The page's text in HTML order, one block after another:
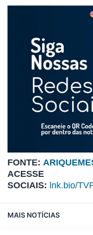
FONTE:
ACESSE
SOCIAIS: lnk.bio/
MAIS NOTÍCIAS